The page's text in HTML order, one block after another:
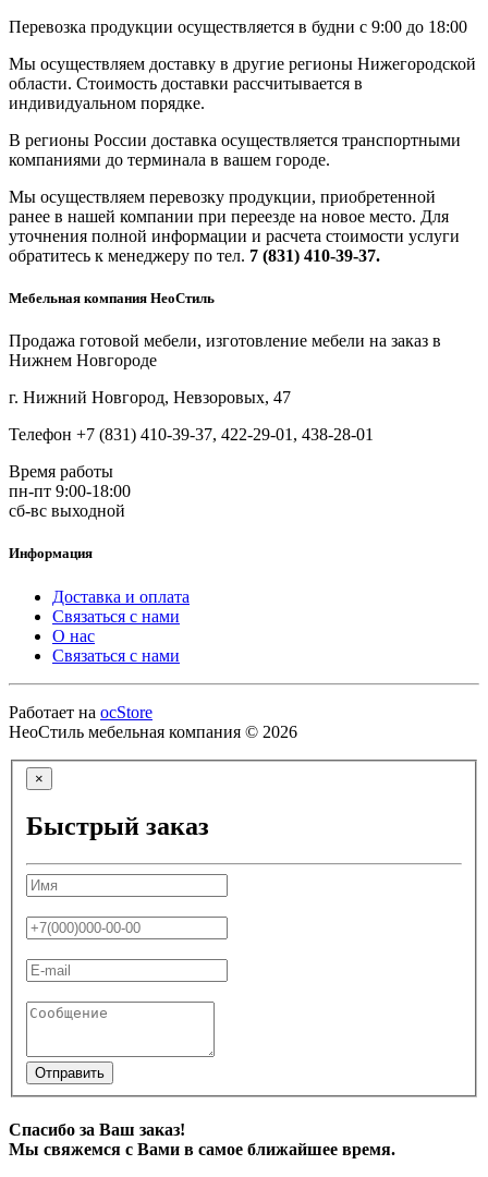
Перевозка продукции осуществляется в будни с 9:00 до 18:00
Мы осуществляем доставку в другие регионы Нижегородской
области. Стоимость доставки рассчитывается в
индивидуальном порядке.
В регионы России доставка осуществляется транспортными
компаниями до терминала в вашем городе.
Мы осуществляем перевозку продукции, приобретенной
ранее в нашей компании при переезде на новое место. Для
уточнения полной информации и расчета стоимости услуги
обратитесь к менеджеру по тел. 7 (831) 410-39-37.
Мебельная компания НеоСтиль
Продажа готовой мебели, изготовление мебели на заказ в
Нижнем Новгороде
г. Нижний Новгород, Невзоровых, 47
Телефон +7 (831) 410-39-37, 422-29-01, 438-28-01
Время работы
пн-пт 9:00-18:00
сб-вс выходной
Информация
Доставка и оплата
Связаться с нами
О нас
Связаться с нами
Работает на ocStore
НеоСтиль мебельная компания © 2026
×
Быстрый заказ
Отправить
Спасибо за Ваш заказ!
Мы свяжемся с Вами в самое ближайшее время.